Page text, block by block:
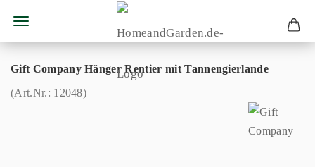
Gift Company Hänger Rentier mit Tannengierlande
(Art.Nr.: 12048)